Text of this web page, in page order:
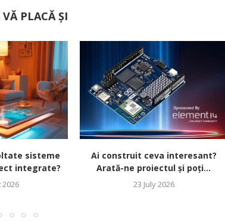
PLACĂ ȘI
sisteme
integrate?
Ai construit ceva interesant?
Arată-ne proiectul și poți...
23 July 2026